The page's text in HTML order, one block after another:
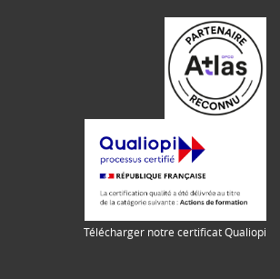
Télécharger notre certificat Qualiopi